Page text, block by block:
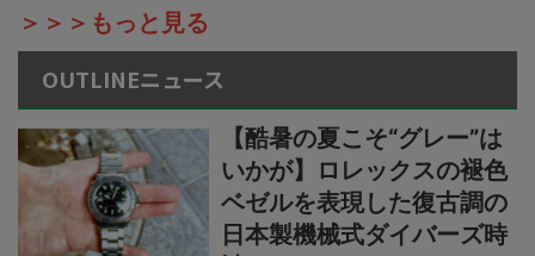
＞＞＞もっと見る
OUTLINEニュース
【酷暑の夏こそ“グレー”は
いかが】ロレックスの褪色
ベゼルを表現した復古調の
日本製機械式ダイバーズ時